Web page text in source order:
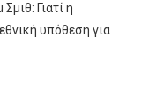
Γιατί η
υπόθεση για